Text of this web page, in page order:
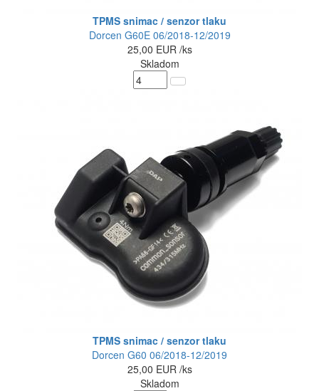
TPMS snimac / senzor tlaku
Dorcen G60E 06/2018-12/2019
25,00 EUR /ks
Skladom
TPMS snimac / senzor tlaku
Dorcen G60 06/2018-12/2019
25,00 EUR /ks
Skladom